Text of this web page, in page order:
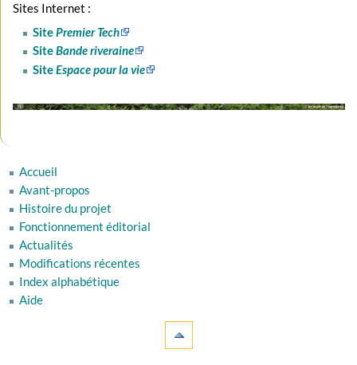
Sites Internet :
SitePremier Tech
SiteBande riveraine
SiteEspace pour la vie
Accueil
Avant-propos
Histoire du projet
Fonctionnement éditorial
Actualités
Modifications récentes
Index alphabétique
Aide